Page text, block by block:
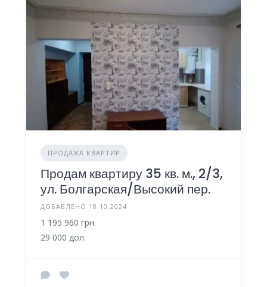
ПРОДАЖА КВАРТИР
Продам квартиру 35 кв. м., 2/3,
ул. Болгарская/Высокий пер.
ДОБАВЛЕНО 18.10.2024
1 195 960 грн.
29 000 дол.